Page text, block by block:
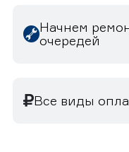
Начнем
очередей
Все виды